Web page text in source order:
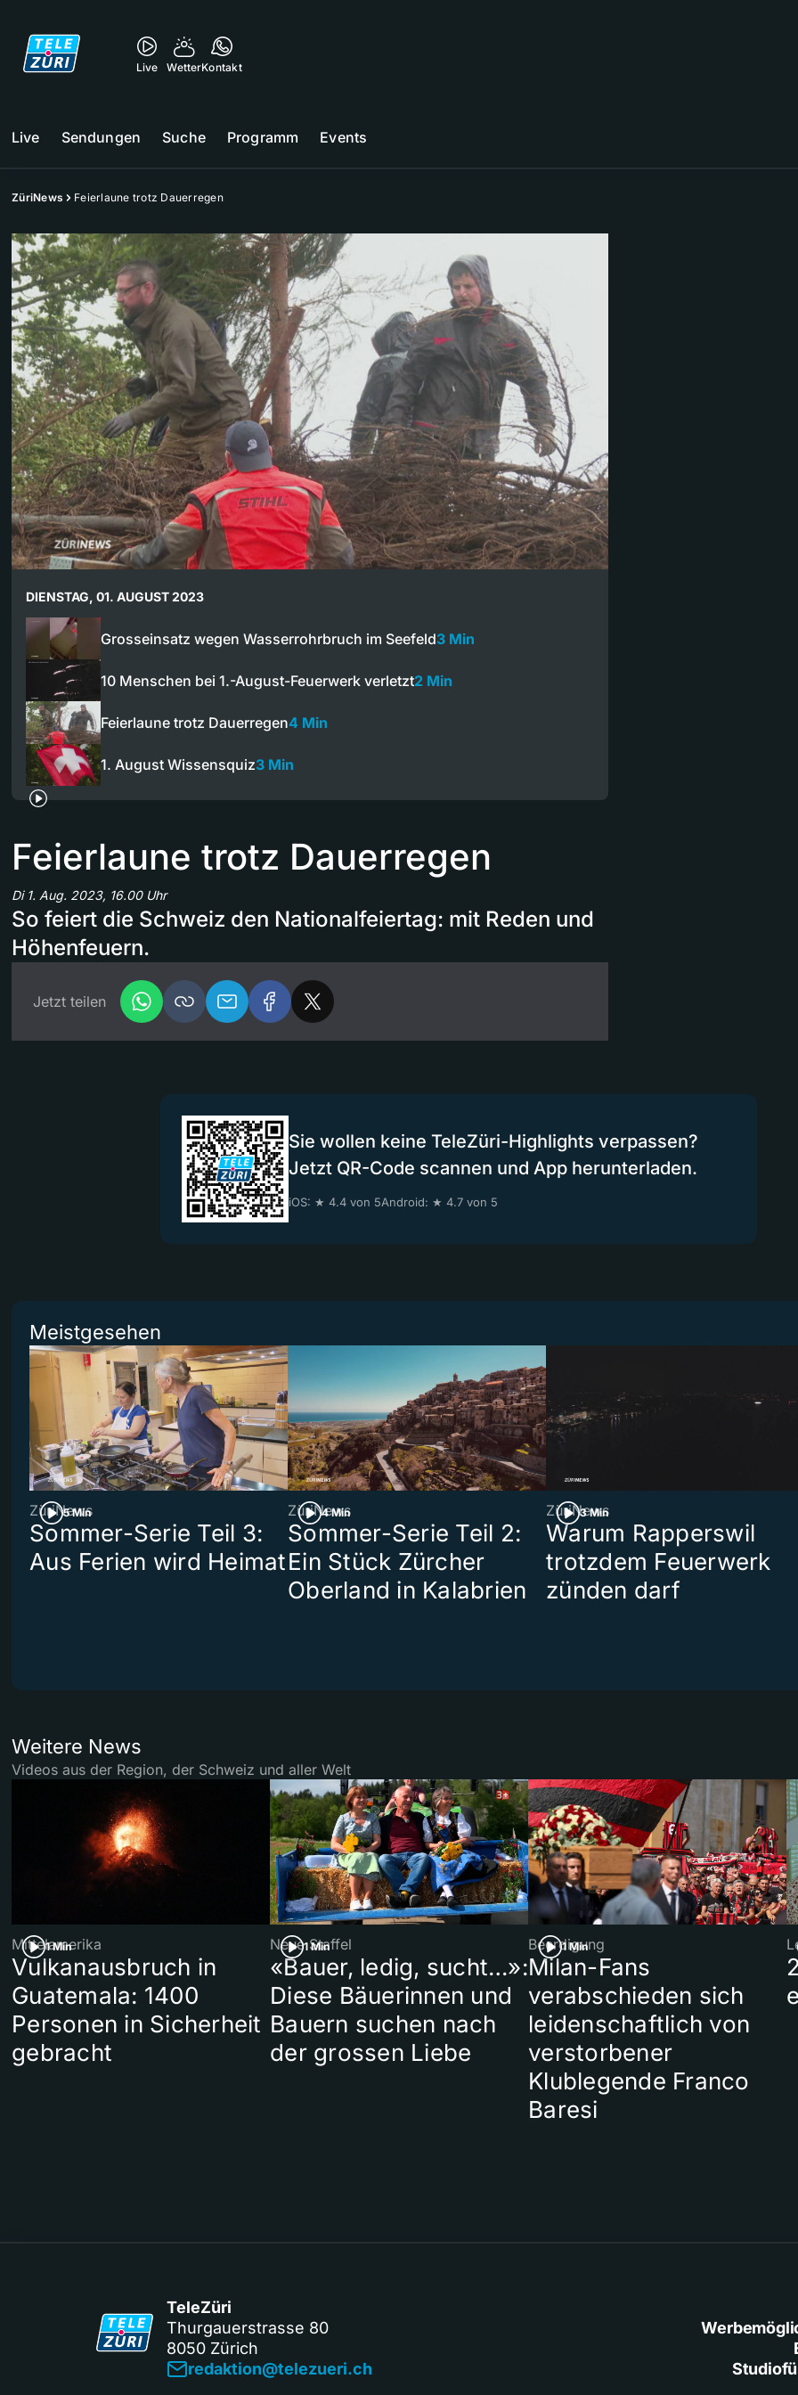
Live WetterKontakt
Live Sendungen Suche Programm Events
ZüriNews Feierlaune trotz Dauerregen
DIENSTAG, 01. AUGUST 2023
Grosseinsatz wegen Wasserrohrbruch im Seefeld3 Min
10 Menschen bei 1.-August-Feuerwerk verletzt2 Min
Feierlaune trotz Dauerregen4 Min
1. August Wissensquiz3 Min
Feierlaune trotz Dauerregen
Di 1. Aug. 2023, 16.00 Uhr
So feiert die Schweiz den Nationalfeiertag: mit Reden und
Höhenfeuern.
Jetzt teilen
Sie wollen keine TeleZüri-Highlights verpassen?
Jetzt QR-Code scannen und App herunterladen.
iOS: ★ 4.4 von 5Android: ★ 4.7 von 5
Meistgesehen
5 Min
ZüriNews
Sommer-Serie Teil 3:
Aus Ferien wird Heimat
4 Min
ZüriNews
Sommer-Serie Teil 2:
Ein Stück Zürcher
Oberland in Kalabrien
3 Min
ZüriNews
Warum Rapperswil
trotzdem Feuerwerk
zünden darf
Weitere News
Videos aus der Region, der Schweiz und aller Welt
1 Min
Mittelamerika
Vulkanausbruch in
Guatemala: 1400
Personen in Sicherheit
gebracht
1 Min
Neue Staffel
«Bauer, ledig, sucht…»:
Diese Bäuerinnen und
Bauern suchen nach
der grossen Liebe
1 Min
Beerdigung
Milan-Fans
verabschieden sich
leidenschaftlich von
verstorbener
Klublegende Franco
Baresi
TeleZüri
Thurgauerstrasse 80
8050 Zürich
redaktion@telezueri.ch